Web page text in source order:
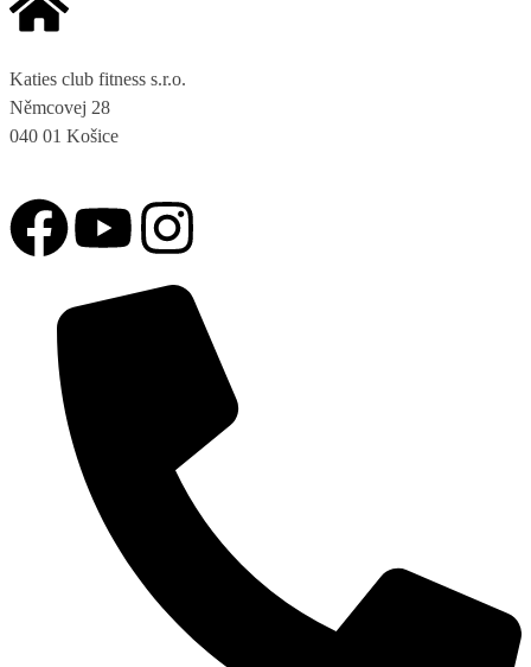
Katies club fitness s.r.o.
Němcovej 28
040 01 Košice